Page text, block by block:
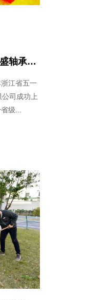
轴承荣
江省五一
司成功上
级...